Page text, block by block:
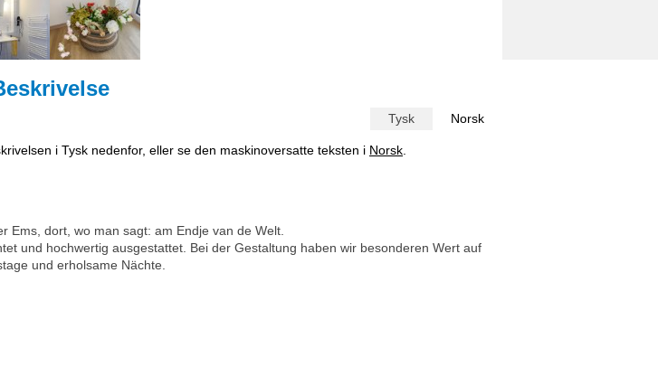
Tysk Norsk
i Tysk nedenfor, eller se den maskinoversatte teksten i Norsk
Ems, dort, wo man sagt: am Endje van de Welt.
und hochwertig ausgestattet. Bei der Gestaltung haben wir besonderen Wert auf
und erholsame Nächte.